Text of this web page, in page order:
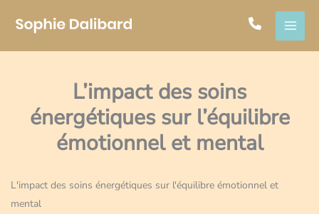
L’impact des soins
énergétiques sur l’équilibre
émotionnel et mental
L'impact des soins énergétiques sur l'équilibre émotionnel et
mental